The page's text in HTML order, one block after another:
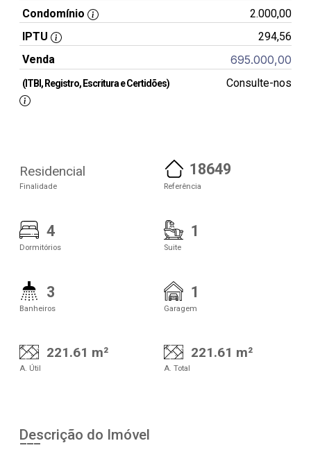
Condomínio
2.000,00
IPTU
294,56
Venda
695.000,00
(ITBI, Registro, Escritura e Certidões) Consulte-nos
Residencial
Finalidade
18649
Referência
4
Dormitórios
1
Suite
3
Banheiros
1
Garagem
221.61 m²
A. Útil
221.61 m²
A. Total
Descrição do Imóvel